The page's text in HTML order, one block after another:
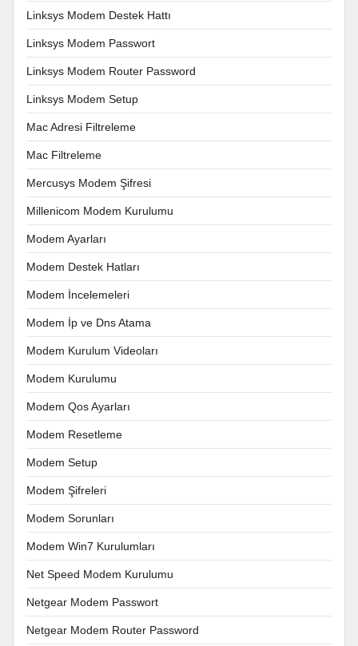
Linksys Modem Destek Hattı
Linksys Modem Passwort
Linksys Modem Router Password
Linksys Modem Setup
Mac Adresi Filtreleme
Mac Filtreleme
Mercusys Modem Şifresi
Millenicom Modem Kurulumu
Modem Ayarları
Modem Destek Hatları
Modem İncelemeleri
Modem İp ve Dns Atama
Modem Kurulum Videoları
Modem Kurulumu
Modem Qos Ayarları
Modem Resetleme
Modem Setup
Modem Şifreleri
Modem Sorunları
Modem Win7 Kurulumları
Net Speed Modem Kurulumu
Netgear Modem Passwort
Netgear Modem Router Password